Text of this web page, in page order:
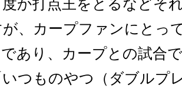
か打点王をとるなどそ
、カープファンにとっ
であり、カープとの試合
つものやつ（ダブルプ